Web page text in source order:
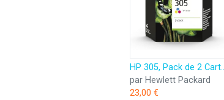
HP 305, Pack de 2 Cartouches
par Hewlett Packard
23,00 €